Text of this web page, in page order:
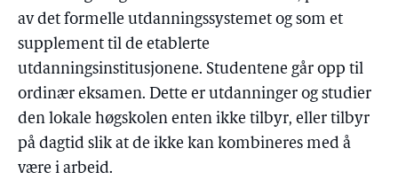
av det formelle utdanningssystemet og som et
supplement til de etablerte
utdanningsinstitusjonene. Studentene går opp til
ordinær eksamen. Dette er utdanninger og studier
den lokale høgskolen enten ikke tilbyr, eller tilbyr
på dagtid slik at de ikke kan kombineres med å
være i arbeid.